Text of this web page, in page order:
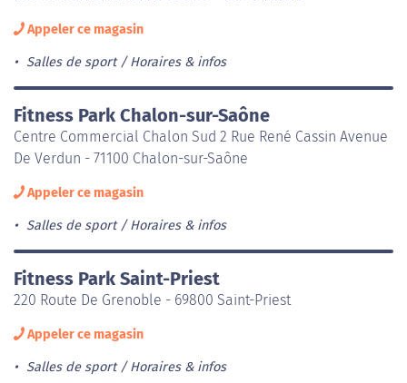
Appeler ce magasin
Salles de sport Horaires & infos
Fitness Park Chalon-sur-Saône
Centre Commercial Chalon Sud 2 Rue René Cassin Avenue
De Verdun - 71100 Chalon-sur-Saône
Appeler ce magasin
Salles de sport Horaires & infos
Fitness Park Saint-Priest
220 Route De Grenoble - 69800 Saint-Priest
Appeler ce magasin
Salles de sport Horaires & infos